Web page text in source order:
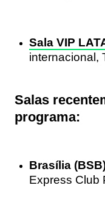
Sala VIP
internacional,
Salas
programa:
Brasília
Express Club